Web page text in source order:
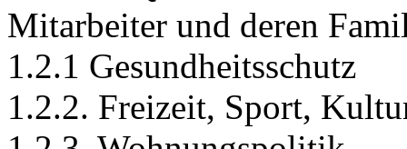
Mitarbeiter und deren
1.2.1 Gesundheitsschutz
1.2.2. Freizeit, Sport,